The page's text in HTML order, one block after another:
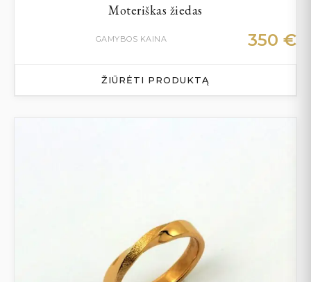
Moteriškas žiedas
GAMYBOS KAINA 350 €
ŽIŪRĖTI PRODUKTĄ